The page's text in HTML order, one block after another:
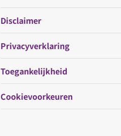
Disclaimer
Privacyverklaring
Toegankelijkheid
Cookievoorkeuren